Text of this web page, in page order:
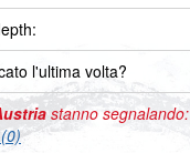
l'ultima volta?
stanno segnalando: